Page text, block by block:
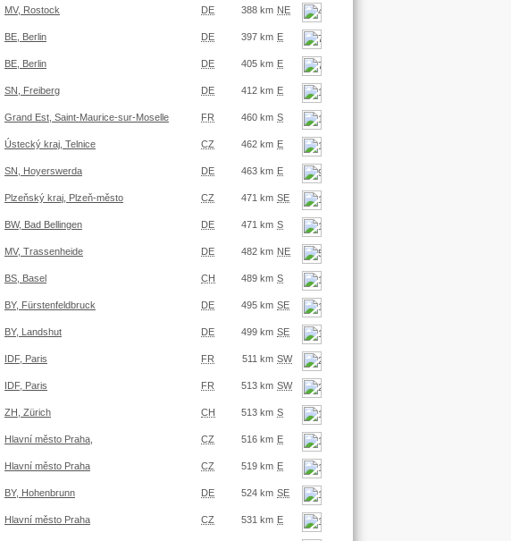
MV, Rostock DE 388 km NE
BE, Berlin DE 397 km E
BE, Berlin DE 405 km E
SN, Freiberg DE 412 km E
Grand Est, Saint-Maurice-sur-Moselle FR 460 km S
Ústecký kraj, Telnice CZ 462 km E
SN, Hoyerswerda DE 463 km E
Plzeňský kraj, Plzeň-město CZ 471 km SE
BW, Bad Bellingen DE 471 km S
MV, Trassenheide DE 482 km NE
BS, Basel CH 489 km S
BY, Fürstenfeldbruck DE 495 km SE
BY, Landshut DE 499 km SE
IDF, Paris FR 511 km SW
IDF, Paris FR 513 km SW
ZH, Zürich CH 513 km S
Hlavní město Praha, CZ 516 km E
Hlavní město Praha CZ 519 km E
BY, Hohenbrunn DE 524 km SE
Hlavní město Praha CZ 531 km E